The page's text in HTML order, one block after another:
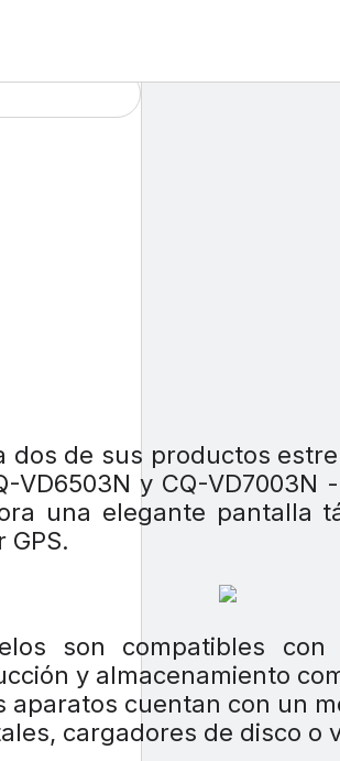
dos de sus productos
VD6503N y CQ-
una elegante pantalla
son compatibles
y almacenamiento
aparatos cuentan con un
cargadores de disco o